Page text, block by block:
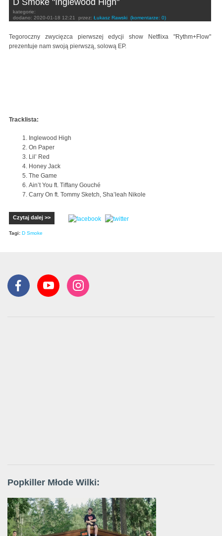
kategorie:
dodano: 2020-01-18 12:21 przez: Łukasz Rawski (komentarze: 0)
Tegoroczny zwycięzca pierwszej edycji show Netflixa "Rythm+Flow"
prezentuje nam swoją pierwszą, solową EP.
Tracklista:
Inglewood High
On Paper
Lil’ Red
Honey Jack
The Game
Ain’t You ft. Tiffany Gouché
Carry On ft. Tommy Sketch, Sha’leah Nikole
Czytaj dalej >>
Tagi: D Smoke
Popkiller Młode Wilki: